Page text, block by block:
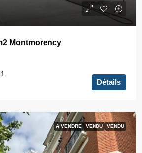
Montmorency
1
Détails
A VENDRE VENDU VENDU